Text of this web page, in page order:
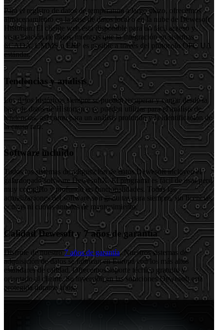
Para el registro de datos de temperatura a largo plazo, ofrecemos
almacenamiento en la base de datos local o en la nube de Dewesoft
Historian. El cliente web está disponible para un fácil acceso y
visualización de datos, mientras que la integración en sistemas
SCADA, CMMS o ERP es posible a través del protocolo OPC UA
estándar.
Tendencias y análisis
Los datos históricos siempre se pueden recuperar y cargar desde la
base de datos de Historian y se pueden utilizar para el análisis de
tendencias, así como para un análisis profundo y la identificación de
la causa raíz.
Software incluido
Todos los sistemas de adquisición de datos Dewesoft incluyen el
galardonado software DewesoftX. El programa es fácil de usar pero
muy completo y profundo en funcionalidades. Todas las
actualizaciones del software son gratuitas para siempre, sin licencias
ocultas ni cuotas anuales de mantenimiento.
Calidad Dewesoft y 7 años de garantía
Disfrute de nuestro7 años de garantía. Nuestros sistemas de
adquisición de datos se fabrican en Europa con los más altos
estándares de calidad. Ofrecemos soporte técnico gratuito y
orientado al cliente. Su inversión en las soluciones Dewesoft está
protegida durante años.